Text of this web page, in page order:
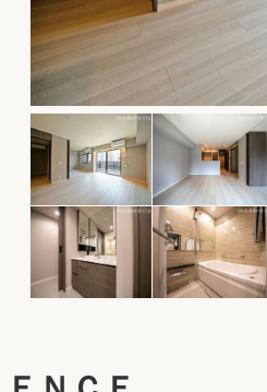
閲覧履歴
保存した検索条件
店舗・スタッフ紹
希望条件を伝えて